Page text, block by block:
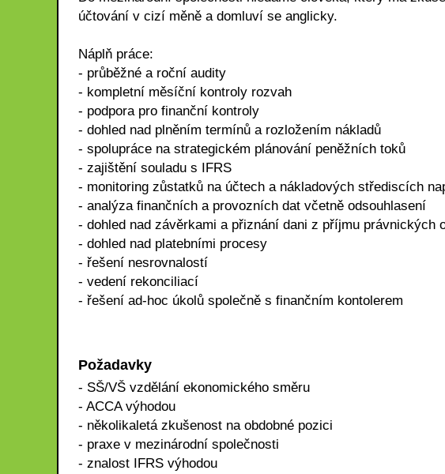
účtování v cizí měně a domluví se anglicky.
Náplň práce:
- průběžné a roční audity
- kompletní měsíční kontroly rozvah
- podpora pro finanční kontroly
- dohled nad plněním termínů a rozložením nákladů
- spolupráce na strategickém plánování peněžních toků
- zajištění souladu s IFRS
- monitoring zůstatků na účtech a nákladových střediscích
- analýza finančních a provozních dat včetně odsouhlasení
- dohled nad závěrkami a přiznání dani z příjmu právnických
- dohled nad platebními procesy
- řešení nesrovnalostí
- vedení rekonciliací
- řešení ad-hoc úkolů společně s finančním kontolerem
Požadavky
- SŠ/VŠ vzdělání ekonomického směru
- ACCA výhodou
- několikaletá zkušenost na obdobné pozici
- praxe v mezinárodní společnosti
- znalost IFRS výhodou